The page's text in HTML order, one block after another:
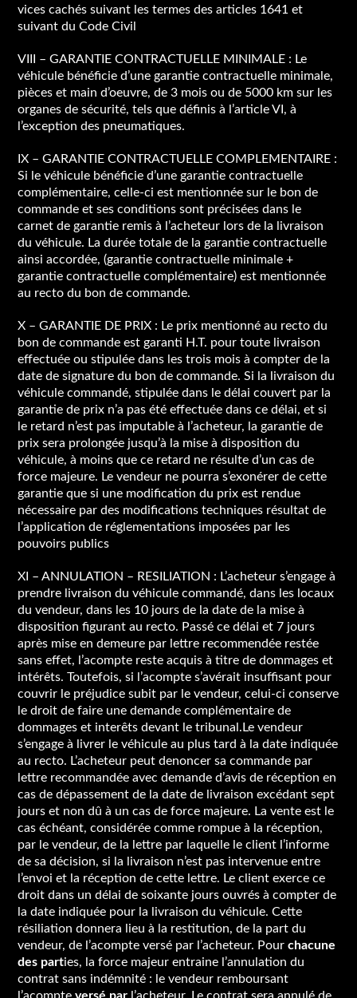
vices cachés suivant les termes des articles 1641 et
suivant du Code Civil
VIII – GARANTIE CONTRACTUELLE MINIMALE : Le
véhicule bénéficie d’une garantie contractuelle minimale,
pièces et main d’oeuvre, de 3 mois ou de 5000 km sur les
organes de sécurité, tels que définis à l’article VI, à
l’exception des pneumatiques.
IX – GARANTIE CONTRACTUELLE COMPLEMENTAIRE :
Si le véhicule bénéficie d’une garantie contractuelle
complémentaire, celle-ci est mentionnée sur le bon de
commande et ses conditions sont précisées dans le
carnet de garantie remis à l’acheteur lors de la livraison
du véhicule. La durée totale de la garantie contractuelle
ainsi accordée, (garantie contractuelle minimale +
garantie contractuelle complémentaire) est mentionnée
au recto du bon de commande.
X – GARANTIE DE PRIX : Le prix mentionné au recto du
bon de commande est garanti H.T. pour toute livraison
effectuée ou stipulée dans les trois mois à compter de la
date de signature du bon de commande. Si la livraison du
véhicule commandé, stipulée dans le délai couvert par la
garantie de prix n’a pas été effectuée dans ce délai, et si
le retard n’est pas imputable à l’acheteur, la garantie de
prix sera prolongée jusqu’à la mise à disposition du
véhicule, à moins que ce retard ne résulte d’un cas de
force majeure. Le vendeur ne pourra s’exonérer de cette
garantie que si une modification du prix est rendue
nécessaire par des modifications techniques résultat de
l’application de réglementations imposées par les
pouvoirs publics
XI – ANNULATION – RESILIATION : L’acheteur s’engage à
prendre livraison du véhicule commandé, dans les locaux
du vendeur, dans les 10 jours de la date de la mise à
disposition figurant au recto. Passé ce délai et 7 jours
après mise en demeure par lettre recommendée restée
sans effet, l’acompte reste acquis à titre de dommages et
intérêts. Toutefois, si l’acompte s’avérait insuffisant pour
couvrir le préjudice subit par le vendeur, celui-ci conserve
le droit de faire une demande complémentaire de
dommages et interêts devant le tribunal.Le vendeur
s’engage à livrer le véhicule au plus tard à la date indiquée
au recto. L’acheteur peut denoncer sa commande par
lettre recommandée avec demande d’avis de réception en
cas de dépassement de la date de livraison excédant sept
jours et non dû à un cas de force majeure. La vente est le
cas échéant, considérée comme rompue à la réception,
par le vendeur, de la lettre par laquelle le client l’informe
de sa décision, si la livraison n’est pas intervenue entre
l’envoi et la réception de cette lettre. Le client exerce ce
droit dans un délai de soixante jours ouvrés à compter de
la date indiquée pour la livraison du véhicule. Cette
résiliation donnera lieu à la restitution, de la part du
vendeur, de l’acompte versé par l’acheteur. Pourchacune
des parties, la force majeur entraine l’annulation du
contrat sans indémnité : le vendeur remboursant